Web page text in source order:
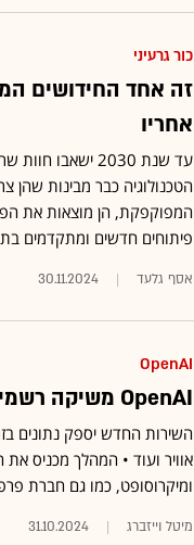
כור גרעיני
זה אחד החידושים
אחריו
הטכנולוגיה כבר מבינות שהן
המפוקפקת, הן מוצאות את
פיתוחים חדשים ומתקדמים
אסף גלעד 30.11.2024
OpenAI
OpenAI משיקה רשמית את מנוע החיפוש שלה
השירות החדש יספק נתונים
אוויר ועוד • המהלך מכניס
ומיקרוסופט, כמו גם חברת
מיטל וייזברג 31.10.2024